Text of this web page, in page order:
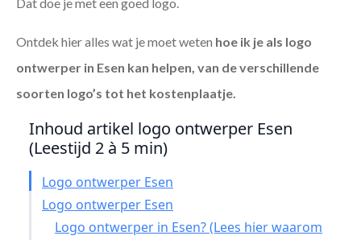
Dat doe je met een goed logo.
Ontdek hier alles wat je moet weten hoe ik je als logo
ontwerper in Esen kan helpen, van de verschillende
soorten logo’s tot het kostenplaatje.
Inhoud artikel logo ontwerper Esen
(Leestijd 2 à 5 min)
Logo ontwerper Esen
Logo ontwerper Esen
Logo ontwerper in Esen? (Lees hier waarom